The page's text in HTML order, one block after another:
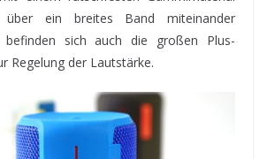
über ein breites Band miteinander
befinden sich auch die großen Plus-
Regelung der Lautstärke.